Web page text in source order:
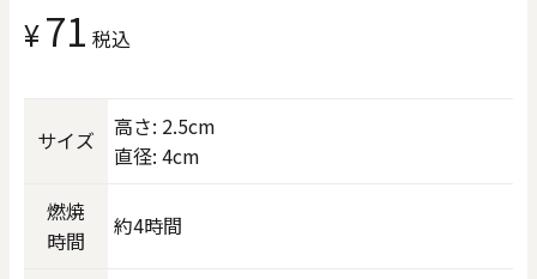
¥71 税込
サイズ
高さ: 2.5cm
直径: 4cm
燃焼
時間
約4時間